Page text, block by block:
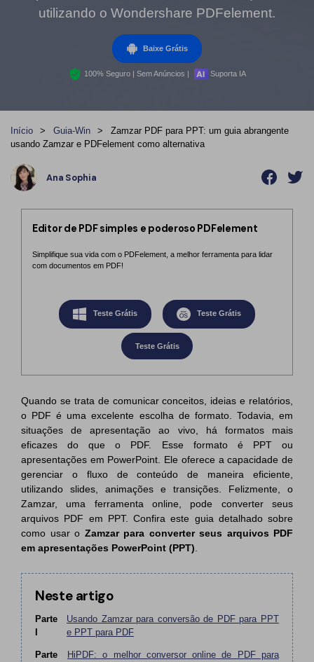
Comprimir PDF
Juntar PDF
Word para PDF
Leitor de PDF com IA
Mais ferramentas online
Novo PDFelement： Mais inteligente,
rápido e fácil
Do poder da IA às ferramentas em massa – o novo
PDFelement torna qualquer tarefa em PDF simples e rápida.
Baixe Grátis
Comprimir PDF
Organizar PDF
Cortar PDF
Formulário PDF
Assinar Legalmente
Redigir Inteligente
Extrair Dados em PDF
PDF Protegido por Senha
IA de PDF
Chat com PDF
Resumidor de PDF com IA
Tradutor de PDF com IA
Verificador Gramatical com IA
Conversar com Imagem
Reescrever PDF com IA
Explicar PDF com IA
Conversar com Documento
Conhecimento de PDF
Encontre mais tópicos
Soluções de PDF para
Jurídico
Saúde
Governo
Avaliações & Prêmios
Histórias de clientes
Avaliações de clientes
Prêmios G2
Comparação de software PDF
Guia do usuário
PDFelement para Windows
PDFelement para iOS
PDFelement para Android
Vídeos Tutoriais
utilizando o Wondershare PDFelement.
Baixe Grátis
100% Seguro | Sem Anúncios | Suporta IA
Início > Guia-Win >
Zamzar PDF para PPT: um guia abrangente
usando Zamzar e PDFelement como alternativa
Ana Sophia
Editor de PDF simples e poderoso PDFelement
Simplifique sua vida com o PDFelement, a melhor ferramenta para lidar
com documentos em PDF!
Teste Grátis Teste Grátis
Teste Grátis
Quando se trata de comunicar conceitos, ideias e relatórios,
o PDF é uma excelente escolha de formato. Todavia, em
situações de apresentação ao vivo, há formatos mais
eficazes do que o PDF. Esse formato é PPT ou
apresentações em PowerPoint. Ele oferece a capacidade de
gerenciar o fluxo de conteúdo de maneira eficiente,
utilizando slides, animações e transições. Felizmente, o
Zamzar, uma ferramenta online, pode converter seus
arquivos PDF em PPT. Confira este guia detalhado sobre
como usar o Zamzar para converter seus arquivos PDF
em apresentações PowerPoint (PPT)
Neste artigo
Parte
Usando Zamzar para conversão de PDF para PPT
e PPT para PDF
Parte
HiPDF: o melhor conversor online de PDF para